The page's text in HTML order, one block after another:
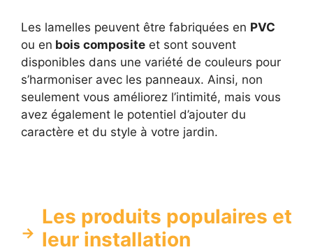
Les lamelles peuvent être fabriquées en PVC
ou en bois composite et sont souvent
disponibles dans une variété de couleurs pour
s’harmoniser avec les panneaux. Ainsi, non
seulement vous améliorez l’intimité, mais vous
avez également le potentiel d’ajouter du
caractère et du style à votre jardin.
Les produits populaires et
leur installation